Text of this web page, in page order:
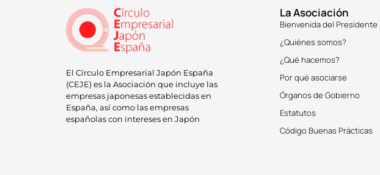
El Círculo Empresarial Japón España
(CEJE) es la Asociación que incluye las
empresas japonesas establecidas en
España, así como las empresas
españolas con intereses en Japón
La Asociación
Bienvenida del Presidente
¿Quiénes somos?
¿Qué hacemos?
Por qué asociarse
Órganos de Gobierno
Estatutos
Código Buenas Prácticas